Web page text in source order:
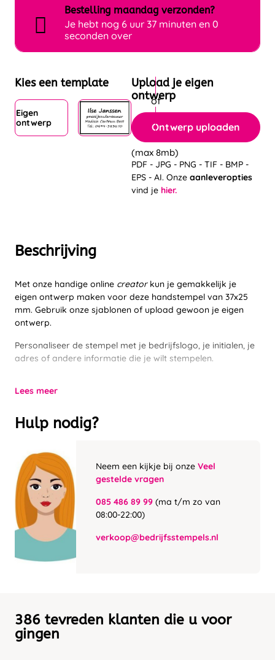
Beschrijving
Met onze handige online creatorkun je gemakkelijk je
eigen ontwerp maken voor deze handstempel van 37x25
mm. Gebruik onze sjablonen of upload gewoon je eigen
ontwerp.
Personaliseer de stempel met je bedrijfslogo, je initialen, je
adres of andere informatie die je wilt stempelen.
Lees meer
Hulp nodig?
Neem een kijkje bij onze Veel
gestelde vragen
085 486 89 99 (ma t/m zo van
08:00-22:00)
verkoop@bedrijfsstempels.nl
Bestelling maandag verzonden?
Je hebt nog 6 uur 37 minuten en 0
seconden over
Kies een template
Eigen
ontwerp
Upload je eigen
ontwerp
Ontwerp uploaden
(max 8mb)
PDF - JPG - PNG - TIF - BMP -
EPS - AI. Onze aanleveropties
vind je hier.
386 tevreden klanten die u voor
gingen